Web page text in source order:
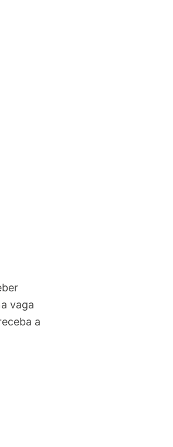
vaga
a